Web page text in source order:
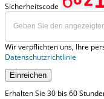
Sicherheitscode
Wir verpflichten uns, Ihre
Datenschutzrichtlinie
Einreichen
Erhalten Sie 30 bis 60